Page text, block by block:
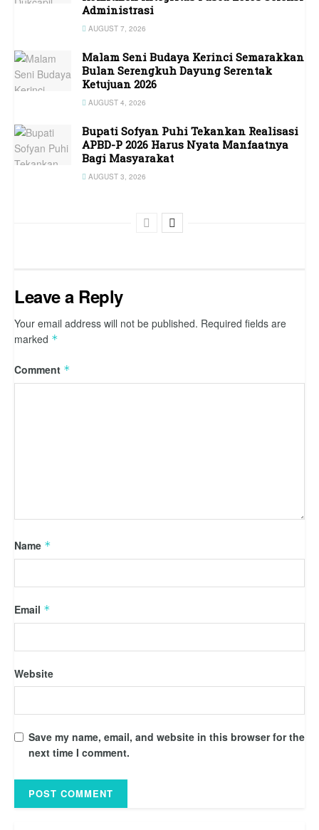
Administrasi
AUGUST 7, 2026
Malam Seni Budaya Kerinci Semarakkan
Bulan Serengkuh Dayung Serentak
Ketujuan 2026
AUGUST 4, 2026
Bupati Sofyan Puhi Tekankan Realisasi
APBD-P 2026 Harus Nyata Manfaatnya
Bagi Masyarakat
AUGUST 3, 2026
Leave a Reply
Your email address will not be published. Required fields are
marked *
Comment *
Name *
Email *
Website
Save my name, email, and website in this browser for the
next time I comment.